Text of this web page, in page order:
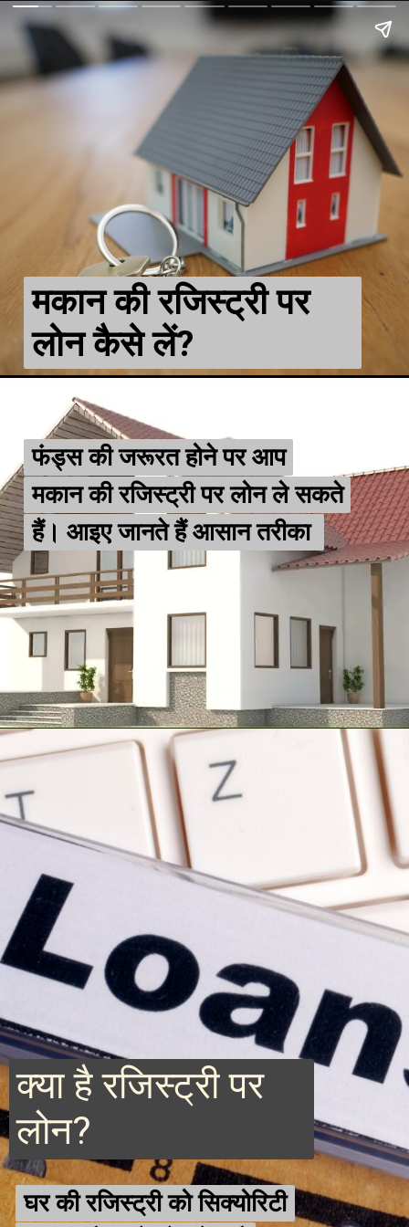
Sleep
मकान की रजिस्ट्री पर
लोन कैसे लें?
फंड्स की जरूरत होने पर आप
मकान की रजिस्ट्री पर लोन ले सकते
हैं। आइए जानते हैं आसान तरीका
फंड्स की जरूरत होने पर आप
मकान की रजिस्ट्री पर लोन ले सकते
हैं। आइए जानते हैं आसान तरीका
क्या है रजिस्ट्री पर
लोन?
घर की रजिस्ट्री को सिक्योरिटी
घर की रजिस्ट्री को सिक्योरिटी